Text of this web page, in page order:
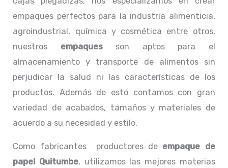
empaques perfectos para la industria alimenticia,
agroindustrial, química y cosmética entre otros,
nuestros empaquesson aptos para el
almacenamiento y transporte de alimentos sin
perjudicar la salud ni las características de los
productos. Además de esto contamos con gran
variedad de acabados, tamaños y materiales de
acuerdo a su necesidad y estilo.
Como fabricantes productores de empaque de
papel Quitumbe, utilizamos las mejores materias